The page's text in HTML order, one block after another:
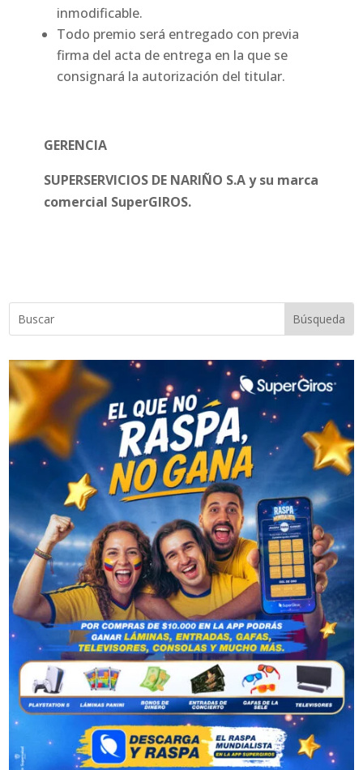
inmodificable.
Todo premio será entregado con previa
firma del acta de entrega en la que se
consignará la autorización del titular.
GERENCIA
SUPERSERVICIOS DE NARIÑO S.A y su marca
comercial SuperGIROS.